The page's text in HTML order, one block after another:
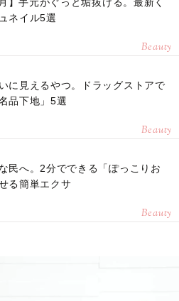
ネイル5選
Beauty
に見えるやつ。ドラッグストアで
品下地」5選
Beauty
民へ。2分でできる「ぽっこりお
る簡単エクサ
Beauty